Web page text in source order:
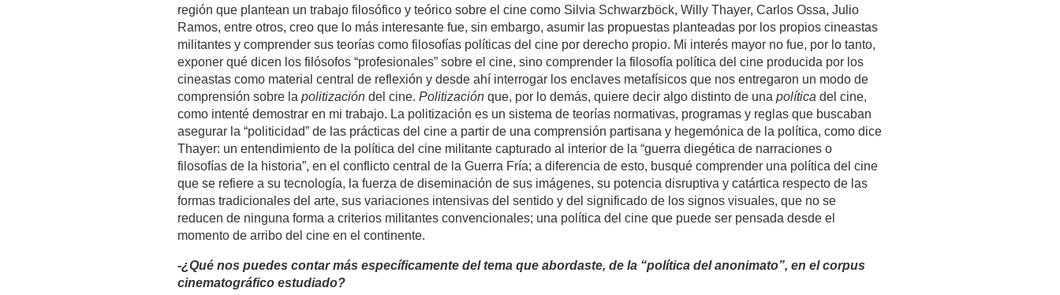
región que plantean un trabajo filosófico y teórico sobre el cine como Silvia Schwarzböck, Willy Thayer, Carlos Ossa, Julio
Ramos, entre otros, creo que lo más interesante fue, sin embargo, asumir las propuestas planteadas por los propios cineastas
militantes y comprender sus teorías como filosofías políticas del cine por derecho propio. Mi interés mayor no fue, por lo tanto,
exponer qué dicen los filósofos “profesionales” sobre el cine, sino comprender la filosofía política del cine producida por los
cineastas como material central de reflexión y desde ahí interrogar los enclaves metafísicos que nos entregaron un modo de
comprensión sobre la politización del cine. Politización que, por lo demás, quiere decir algo distinto de una política del cine,
como intenté demostrar en mi trabajo. La politización es un sistema de teorías normativas, programas y reglas que buscaban
asegurar la “politicidad” de las prácticas del cine a partir de una comprensión partisana y hegemónica de la política, como dice
Thayer: un entendimiento de la política del cine militante capturado al interior de la “guerra diegética de narraciones o
filosofías de la historia”, en el conflicto central de la Guerra Fría; a diferencia de esto, busqué comprender una política del cine
que se refiere a su tecnología, la fuerza de diseminación de sus imágenes, su potencia disruptiva y catártica respecto de las
formas tradicionales del arte, sus variaciones intensivas del sentido y del significado de los signos visuales, que no se
reducen de ninguna forma a criterios militantes convencionales; una política del cine que puede ser pensada desde el
momento de arribo del cine en el continente.
-¿Qué nos puedes contar más específicamente del tema que abordaste, de la “política del anonimato”, en el corpus
cinematográfico estudiado?